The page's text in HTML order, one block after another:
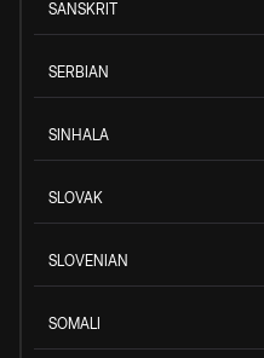
SANSKRIT
SERBIAN
SINHALA
SLOVAK
SLOVENIAN
SOMALI